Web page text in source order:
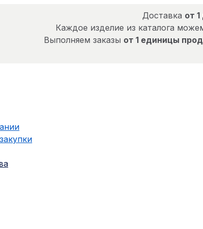
Доставка от
Каждое изделие из каталога
Выполняем заказы от 1 единицы